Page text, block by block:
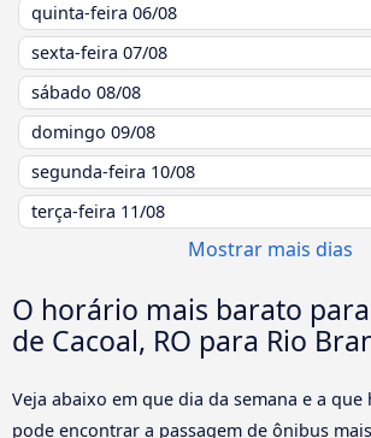
quinta-feira 06/08
sexta-feira 07/08
sábado 08/08
domingo 09/08
segunda-feira 10/08
terça-feira 11/08
Mostrar mais dias
O horário mais barato
de Cacoal, RO para Rio
Veja abaixo em que dia da semana e a
pode encontrar a passagem de ônibus